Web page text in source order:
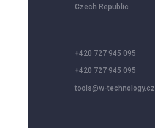
Czech Republic
+420 727 945 095
+420 727 945 095
tools@w-technology.cz